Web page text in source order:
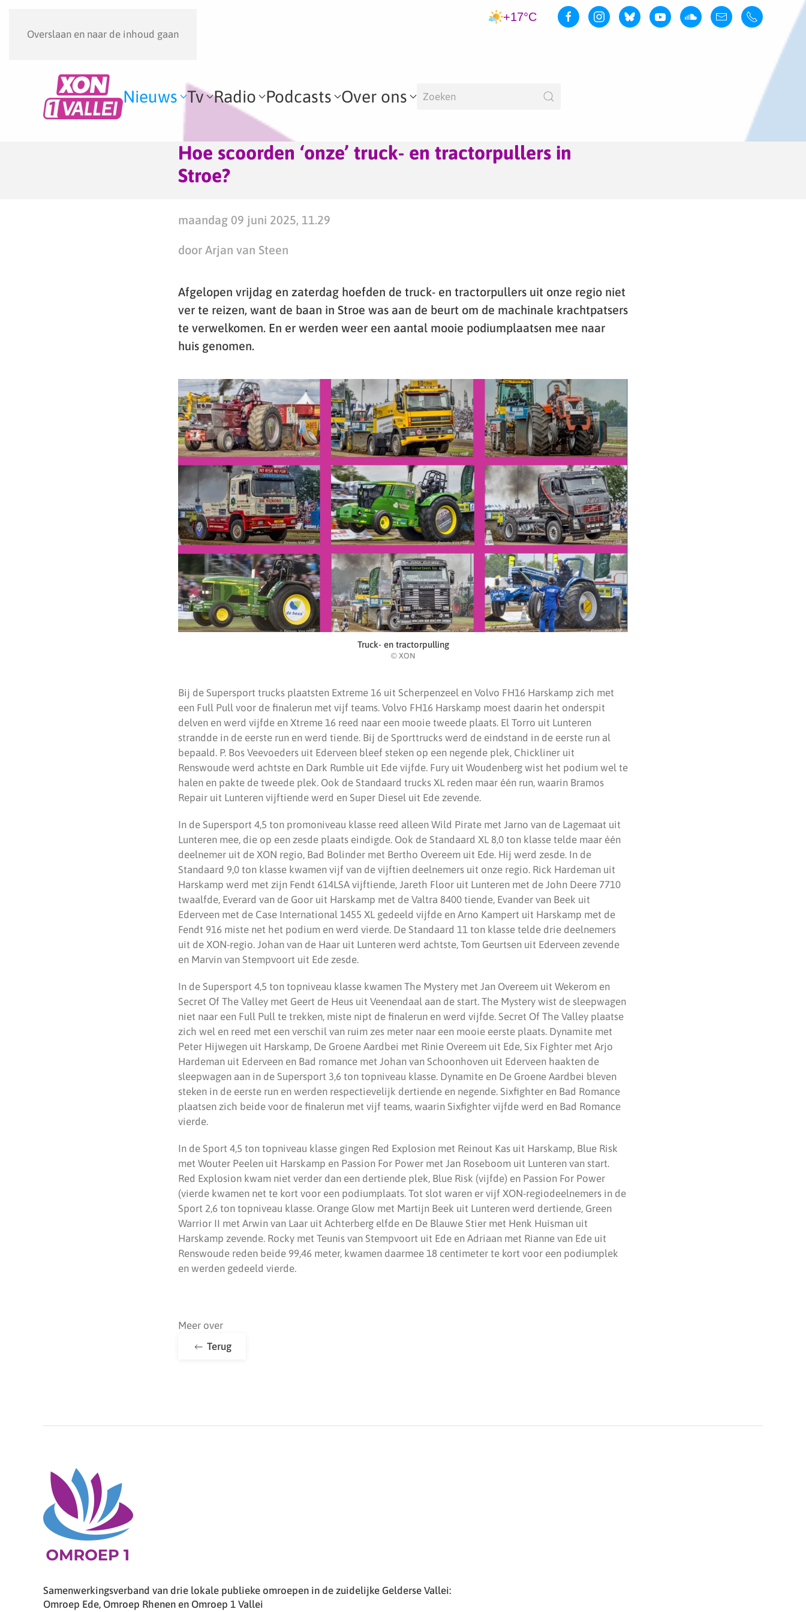
Overslaan en naar de inhoud gaan
+17°C
Nieuws Tv Radio Podcasts Over ons
Hoe scoorden ‘onze’ truck- en tractorpullers in
Stroe?
maandag 09 juni 2025, 11.29
door Arjan van Steen
Afgelopen vrijdag en zaterdag hoefden de truck- en tractorpullers uit onze regio niet
ver te reizen, want de baan in Stroe was aan de beurt om de machinale krachtpatsers
te verwelkomen. En er werden weer een aantal mooie podiumplaatsen mee naar
huis genomen.
Truck- en tractorpulling
© XON
Bij de Supersport trucks plaatsten Extreme 16 uit Scherpenzeel en Volvo FH16 Harskamp zich met
een Full Pull voor de finalerun met vijf teams. Volvo FH16 Harskamp moest daarin het onderspit
delven en werd vijfde en Xtreme 16 reed naar een mooie tweede plaats. El Torro uit Lunteren
strandde in de eerste run en werd tiende. Bij de Sporttrucks werd de eindstand in de eerste run al
bepaald. P. Bos Veevoeders uit Ederveen bleef steken op een negende plek, Chickliner uit
Renswoude werd achtste en Dark Rumble uit Ede vijfde. Fury uit Woudenberg wist het podium wel te
halen en pakte de tweede plek. Ook de Standaard trucks XL reden maar één run, waarin Bramos
Repair uit Lunteren vijftiende werd en Super Diesel uit Ede zevende.
In de Supersport 4,5 ton promoniveau klasse reed alleen Wild Pirate met Jarno van de Lagemaat uit
Lunteren mee, die op een zesde plaats eindigde. Ook de Standaard XL 8,0 ton klasse telde maar één
deelnemer uit de XON regio, Bad Bolinder met Bertho Overeem uit Ede. Hij werd zesde. In de
Standaard 9,0 ton klasse kwamen vijf van de vijftien deelnemers uit onze regio. Rick Hardeman uit
Harskamp werd met zijn Fendt 614LSA vijftiende, Jareth Floor uit Lunteren met de John Deere 7710
twaalfde, Everard van de Goor uit Harskamp met de Valtra 8400 tiende, Evander van Beek uit
Ederveen met de Case International 1455 XL gedeeld vijfde en Arno Kampert uit Harskamp met de
Fendt 916 miste net het podium en werd vierde. De Standaard 11 ton klasse telde drie deelnemers
uit de XON-regio. Johan van de Haar uit Lunteren werd achtste, Tom Geurtsen uit Ederveen zevende
en Marvin van Stempvoort uit Ede zesde.
In de Supersport 4,5 ton topniveau klasse kwamen The Mystery met Jan Overeem uit Wekerom en
Secret Of The Valley met Geert de Heus uit Veenendaal aan de start. The Mystery wist de sleepwagen
niet naar een Full Pull te trekken, miste nipt de finalerun en werd vijfde. Secret Of The Valley plaatse
zich wel en reed met een verschil van ruim zes meter naar een mooie eerste plaats. Dynamite met
Peter Hijwegen uit Harskamp, De Groene Aardbei met Rinie Overeem uit Ede, Six Fighter met Arjo
Hardeman uit Ederveen en Bad romance met Johan van Schoonhoven uit Ederveen haakten de
sleepwagen aan in de Supersport 3,6 ton topniveau klasse. Dynamite en De Groene Aardbei bleven
steken in de eerste run en werden respectievelijk dertiende en negende. Sixfighter en Bad Romance
plaatsen zich beide voor de finalerun met vijf teams, waarin Sixfighter vijfde werd en Bad Romance
vierde.
In de Sport 4,5 ton topniveau klasse gingen Red Explosion met Reinout Kas uit Harskamp, Blue Risk
met Wouter Peelen uit Harskamp en Passion For Power met Jan Roseboom uit Lunteren van start.
Red Explosion kwam niet verder dan een dertiende plek, Blue Risk (vijfde) en Passion For Power
(vierde kwamen net te kort voor een podiumplaats. Tot slot waren er vijf XON-regiodeelnemers in de
Sport 2,6 ton topniveau klasse. Orange Glow met Martijn Beek uit Lunteren werd dertiende, Green
Warrior II met Arwin van Laar uit Achterberg elfde en De Blauwe Stier met Henk Huisman uit
Harskamp zevende. Rocky met Teunis van Stempvoort uit Ede en Adriaan met Rianne van Ede uit
Renswoude reden beide 99,46 meter, kwamen daarmee 18 centimeter te kort voor een podiumplek
en werden gedeeld vierde.
Meer over
Terug
Samenwerkingsverband van drie lokale publieke omroepen in de zuidelijke Gelderse Vallei:
Omroep Ede, Omroep Rhenen en Omroep 1 Vallei